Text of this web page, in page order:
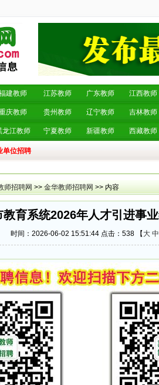
建教师 江苏教师 广东教师 江西教师
庆教师 贵州教师 辽宁教师 吉林教师
龙江教师 宁夏教师 新疆教师 西藏教师
单位招聘
师招聘网 >> 金华教师招聘网 >> 内容
育系统2026年人才引进事
时间：2026-06-02 15:51:44 点击： 538 【 大 中